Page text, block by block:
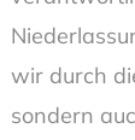
wir durch
sondern